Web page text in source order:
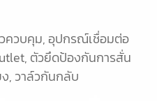
ควบคุม, อุปกรณ์เชื่อมต่อ
ตัวยึดป้องกันการสั่น
, วาล์วกันกลับ